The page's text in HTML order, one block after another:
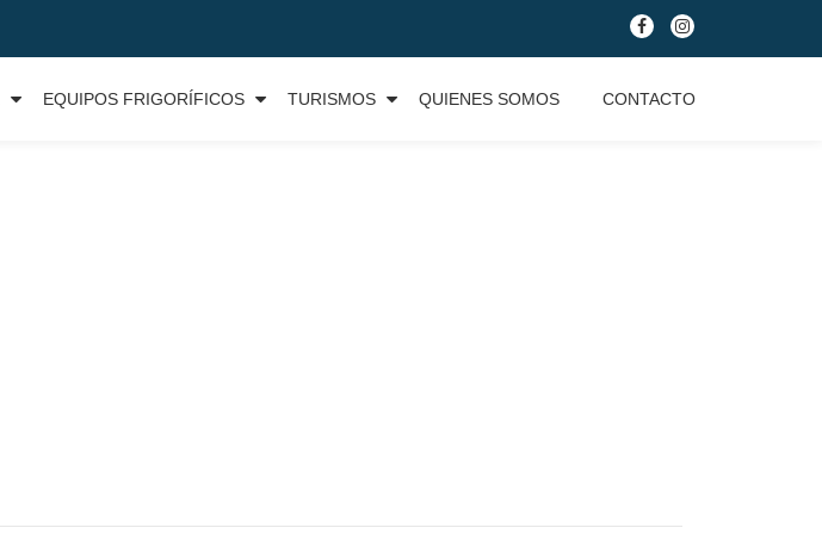
fa-
facebook
fa-
instagram
EQUIPOS FRIGORÍFICOS TURISMOS QUIENES SOMOS CONTACTO